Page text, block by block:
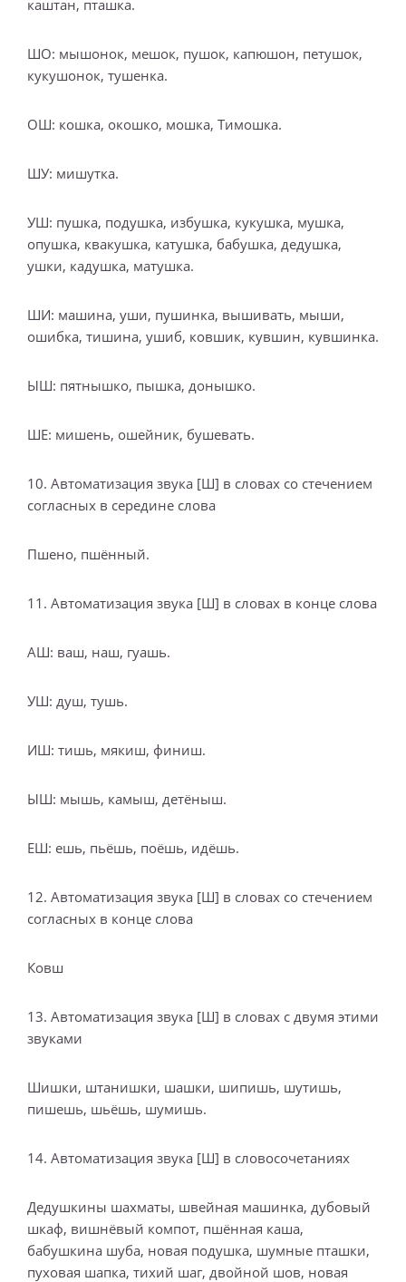
каштан, пташка.
ШО: мышонок, мешок, пушок, капюшон, петушок,
кукушонок, тушенка.
ОШ: кошка, окошко, мошка, Тимошка.
ШУ: мишутка.
УШ: пушка, подушка, избушка, кукушка, мушка,
опушка, квакушка, катушка, бабушка, дедушка,
ушки, кадушка, матушка.
ШИ: машина, уши, пушинка, вышивать, мыши,
ошибка, тишина, ушиб, ковшик, кувшин, кувшинка.
ЫШ: пятнышко, пышка, донышко.
ШЕ: мишень, ошейник, бушевать.
10. Автоматизация звука [Ш] в словах со стечением
согласных в середине слова
Пшено, пшённый.
11. Автоматизация звука [Ш] в словах в конце слова
АШ: ваш, наш, гуашь.
УШ: душ, тушь.
ИШ: тишь, мякиш, финиш.
ЫШ: мышь, камыш, детёныш.
ЕШ: ешь, пьёшь, поёшь, идёшь.
12. Автоматизация звука [Ш] в словах со стечением
согласных в конце слова
Ковш
13. Автоматизация звука [Ш] в словах с двумя этими
звуками
Шишки, штанишки, шашки, шипишь, шутишь,
пишешь, шьёшь, шумишь.
14. Автоматизация звука [Ш] в словосочетаниях
Дедушкины шахматы, швейная машинка, дубовый
шкаф, вишнёвый компот, пшённая каша,
бабушкина шуба, новая подушка, шумные пташки,
пуховая шапка, тихий шаг, двойной шов, новая